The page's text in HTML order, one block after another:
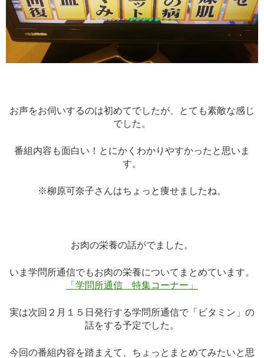
お声をお伺いするのは初めてでしたが、とても素敵な感じ
でした。
番組内容も面白い！とにかくわかりやすかったと思いま
す。
※柳原可奈子さんはちょっと痩せましたね。
お肉の栄養の話がでました。
いま学問所通信でもお肉の栄養についてまとめています。
「学問所通信 特集コーナー」
実は次回２月１５日発行する学問所通信で「ビタミン」の
話をする予定でした。
今回の番組内容を踏まえて、ちょっとまとめてみたいと思